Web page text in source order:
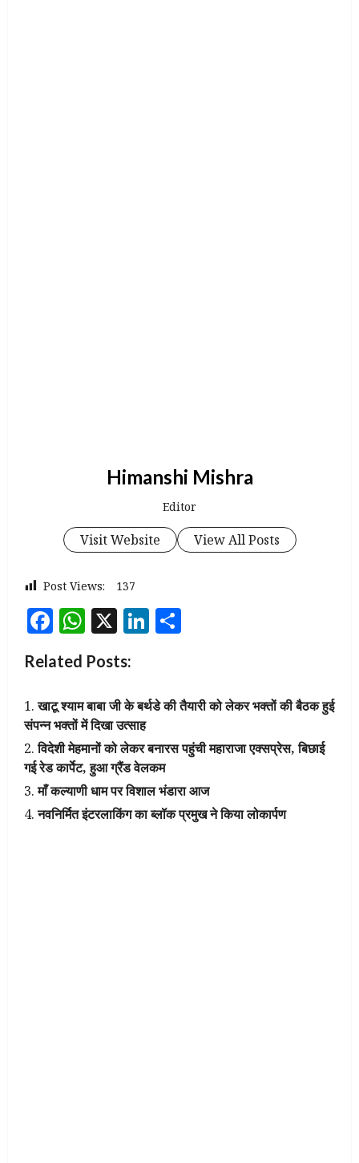
Himanshi Mishra
Editor
Visit Website View All Posts
Post Views: 137
Facebook
WhatsApp
X LinkedIn
Related Posts:
खाटू श्याम बाबा जी के बर्थडे की तैयारी को लेकर भक्तों की बैठक हुई
संपन्न भक्तों में दिखा उत्साह
विदेशी मेहमानों को लेकर बनारस पहुंची महाराजा एक्सप्रेस, बिछाई
गई रेड कार्पेट, हुआ ग्रैंड वेलकम
माँ कल्याणी धाम पर विशाल भंडारा आज
नवनिर्मित इंटरलाकिंग का ब्लॉक प्रमुख ने किया लोकार्पण